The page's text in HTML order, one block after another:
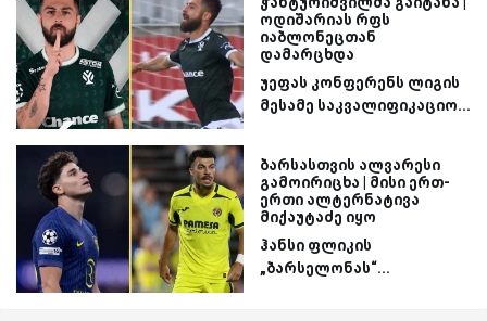
ოდიშარიას რფს
იაბლონეცთან
დამარცხდა
უეფას კონფერენს ლიგის
მესამე საკვალიფიკაციო...
ბარსასთვის ალვარესი
გამოირიცხა | მისი ერთ-
ერთი ალტერნატივა
მიქაუტაძე იყო
ჰანსი ფლიკის
„ბარსელონას“...